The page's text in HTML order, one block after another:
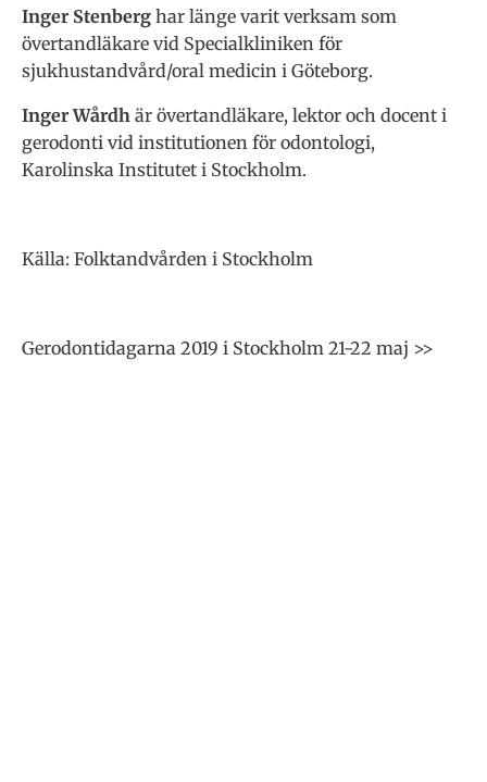
Inger Stenberg har länge varit verksam som
övertandläkare vid Specialkliniken för
sjukhustandvård/oral medicin i Göteborg.
Inger Wårdh är övertandläkare, lektor och docent i
gerodonti vid institutionen för odontologi,
Karolinska Institutet i Stockholm.
Källa: Folktandvården i Stockholm
Gerodontidagarna 2019 i Stockholm 21-22 maj >>